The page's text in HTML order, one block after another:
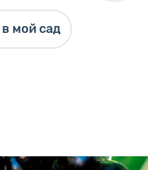
мой сад